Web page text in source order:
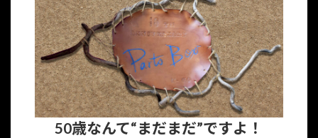
50歳なんて“まだまだ”ですよ！